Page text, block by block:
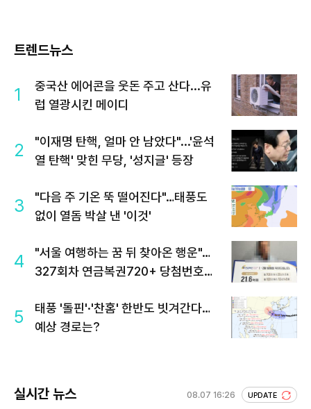
트렌드뉴스
1
중국산 에어콘을 웃돈 주고 산다...유
럽 열광시킨 메이디
2
"이재명 탄핵, 얼마 안 남았다"...'윤석
열 탄핵' 맞힌 무당, '성지글' 등장
3
"다음 주 기온 뚝 떨어진다"…태풍도
없이 열돔 박살 낸 '이것'
4
"서울 여행하는 꿈 뒤 찾아온 행운"…
327회차 연금복권720+ 당첨번호조
5
태풍 '돌핀'·'찬홈' 한반도 빗겨간다…
예상 경로는?
실시간 뉴스 08.07 16:26 UPDATE